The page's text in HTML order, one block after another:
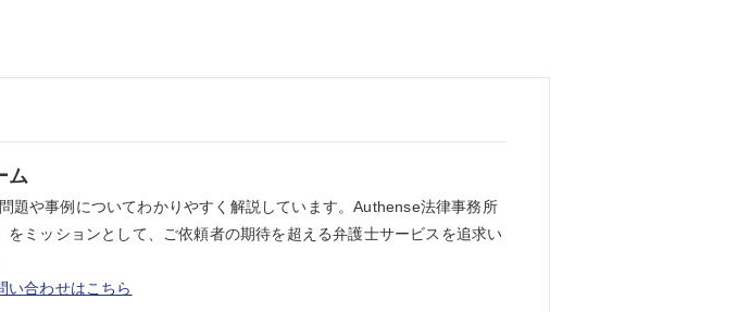
ム
題や事例についてわかりやすく解説しています。Authense法律事務所
ミッションとして、ご依頼者の期待を超える弁護士サービスを追求い
い合わせはこちら